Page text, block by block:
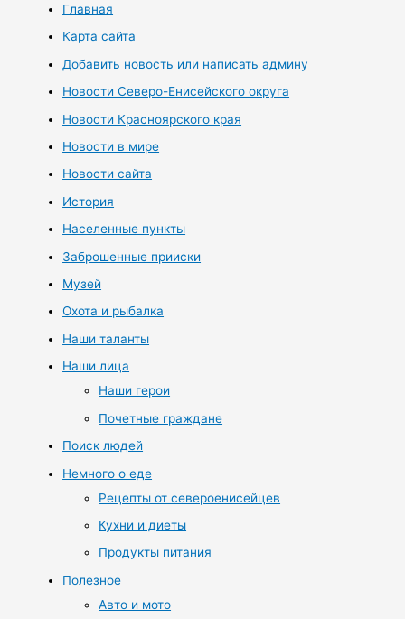
Главная
Карта сайта
Добавить новость или написать админу
Новости Северо-Енисейского округа
Новости Красноярского края
Новости в мире
Новости сайта
История
Населенные пункты
Заброшенные прииски
Музей
Охота и рыбалка
Наши таланты
Наши лица
Наши герои
Почетные граждане
Поиск людей
Немного о еде
Рецепты от североенисейцев
Кухни и диеты
Продукты питания
Полезное
Авто и мото